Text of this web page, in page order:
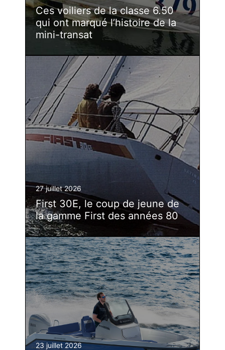
Ces voiliers de la classe 6.50
qui ont marqué l’histoire de la
mini-transat
27 juillet 2026
First 30E, le coup de jeune de
la gamme First des années 80
23 juillet 2026